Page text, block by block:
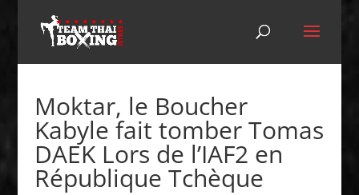
Moktar, le Boucher
Kabyle fait tomber Tomas
DAEK Lors de l’IAF2 en
République Tchèque